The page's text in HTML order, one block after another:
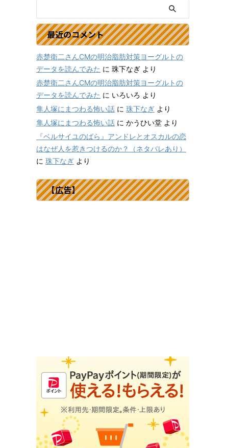
最近のコメント
赤楚衛二さんCMの明治脂肪対策ヨーグルトの
データを読んでみた に 珠下なぎ より
赤楚衛二さんCMの明治脂肪対策ヨーグルトの
データを読んでみた に いろいろ より
隼人塚にまつわる怖い話 に 珠下なぎ より
隼人塚にまつわる怖い話 に かうひい堂 より
『ベルサイユのばら』アンドレとオスカルの恋
はなぜ人を惹きつけるのか？（ネタバレあり）
に 珠下なぎ より
【広告】